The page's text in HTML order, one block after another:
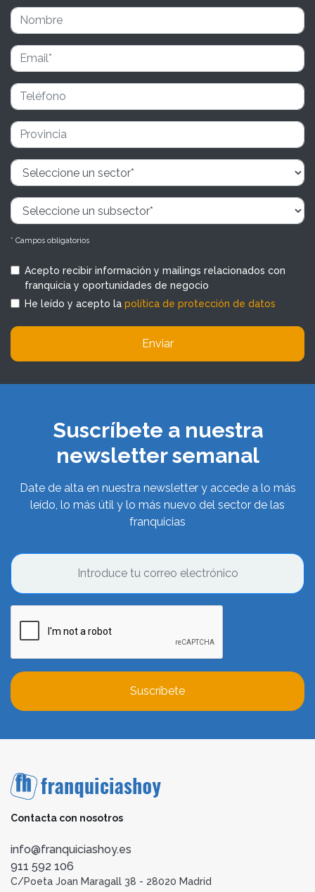
* Campos obligatorios
Acepto recibir información y mailings relacionados con
franquicia y oportunidades de negocio
He leído y acepto la política de protección de datos
Enviar
Suscríbete a nuestra
newsletter semanal
Date de alta en nuestra newsletter y accede a lo más
leído, lo más útil y lo más nuevo del sector de las
franquicias
Suscríbete
Contacta con nosotros
info@franquiciashoy.es
911 592 106
C/Poeta Joan Maragall 38 - 28020 Madrid